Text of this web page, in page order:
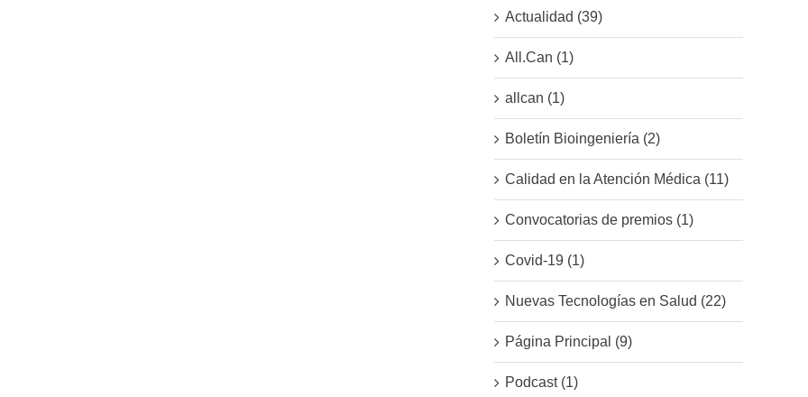
Actualidad (39)
All.Can (1)
allcan (1)
Boletín Bioingeniería (2)
Calidad en la Atención Médica (11)
Convocatorias de premios (1)
Covid-19 (1)
Nuevas Tecnologías en Salud (22)
Página Principal (9)
Podcast (1)